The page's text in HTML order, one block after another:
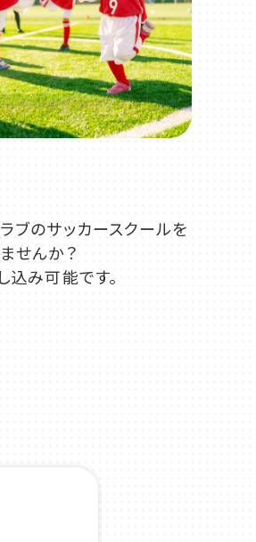
ブのサッカースクールを
せんか？
み可能です。